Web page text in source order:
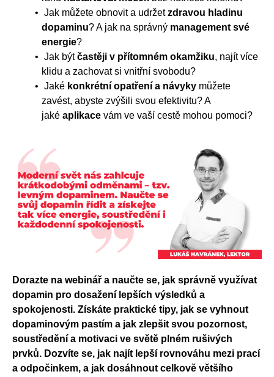
Jak můžete obnovit a udržetzdravou hladinu
dopaminu? A jak na správný management své
energie?
Jak býtčastěji v přítomném okamžiku, najít více
klidu a zachovat si vnitřní svobodu?
Jaké konkrétní opatření a návykymůžete
zavést, abyste zvýšili svou efektivitu? A
jaké aplikace vám ve vaší cestě mohou pomoci?
Dorazte na webinář a naučte se, jak správně využívat
dopamin pro dosažení lepších výsledků a
spokojenosti. Získáte praktické tipy, jak se vyhnout
dopaminovým pastím a jak zlepšit svou pozornost,
soustředění a motivaci ve světě plném rušivých
prvků. Dozvíte se, jak najít lepší rovnováhu mezi prací
a odpočinkem, a jak dosáhnout celkově většího